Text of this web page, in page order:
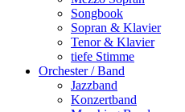
Songbook
Sopran & Klavier
Tenor & Klavier
tiefe Stimme
Orchester / Band
Jazzband
Konzertband